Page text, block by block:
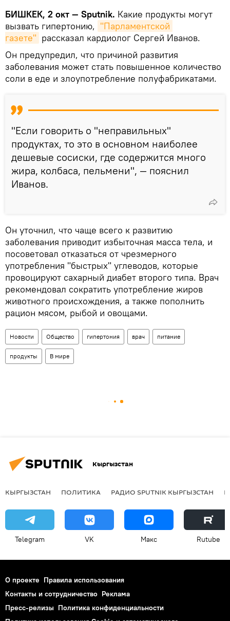
БИШКЕК, 2 окт — Sputnik. Какие продукты могут
вызвать гипертонию, "Парламентской
газете" рассказал кардиолог Сергей Иванов.
Он предупредил, что причиной развития
заболевания может стать повышенное количество
соли в еде и злоупотребление полуфабрикатами.
"Если говорить о "неправильных"
продуктах, то это в основном наиболее
дешевые сосиски, где содержится много
жира, колбаса, пельмени", — пояснил
Иванов.
Он уточнил, что чаще всего к развитию
заболевания приводит избыточная масса тела, и
посоветовал отказаться от чрезмерного
употребления "быстрых" углеводов, которые
провоцируют сахарный диабет второго типа. Врач
рекомендовал сократить употребление жиров
животного происхождения, а также пополнить
рацион мясом, рыбой и овощами.
Новости Общество гипертония врач питание
продукты В мире
Кыргызстан
КЫРГЫЗСТАН ПОЛИТИКА РАДИО SPUTNIK КЫРГЫЗСТАН
Telegram VK Макс Rutube
О проекте Правила использования
Контакты и сотрудничество Реклама
Пресс-релизы Политика конфиденциальности